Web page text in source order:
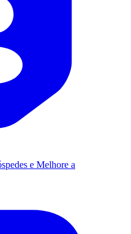
e Melhore a